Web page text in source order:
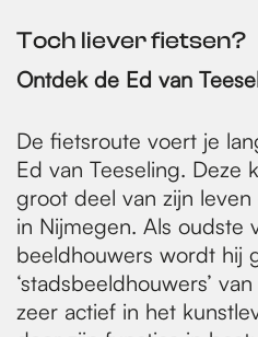
Toch liever fietsen?
Ontdek de Ed van
De fietsroute voert je
Ed van Teeseling. Deze
groot deel van zijn
in Nijmegen. Als oudste
beeldhouwers wordt hij
‘stadsbeeldhouwers’
zeer actief in het